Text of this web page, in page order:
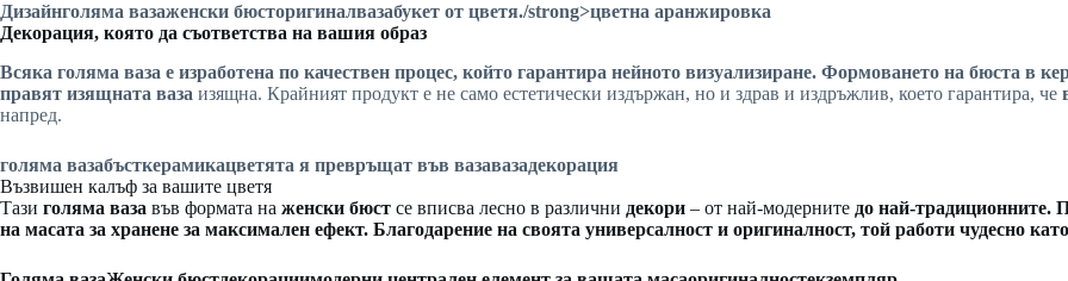
Дизайнголяма вазаженски бюсторигиналвазабукет от цветя./strong>цветна аранжировка
Декорация, която да съответства на вашия образ
Всяка голяма ваза е изработена по качествен процес, който гарантира нейното визуализиране. Формоването на бюста в
правят изящната ваза изящна. Крайният продукт е не само естетически издържан, но и здрав и издръжлив, което гарантира, че
напред.
голяма вазабъсткерамикацветята я превръщат във вазавазадекорация
Възвишен калъф за вашите цветя
Тази голяма ваза във формата на женски бюст се вписва лесно в различни декори – от най-модерните до най-традиционните.
на масата за хранене за максимален ефект. Благодарение на своята универсалност и оригиналност, той работи чудесно